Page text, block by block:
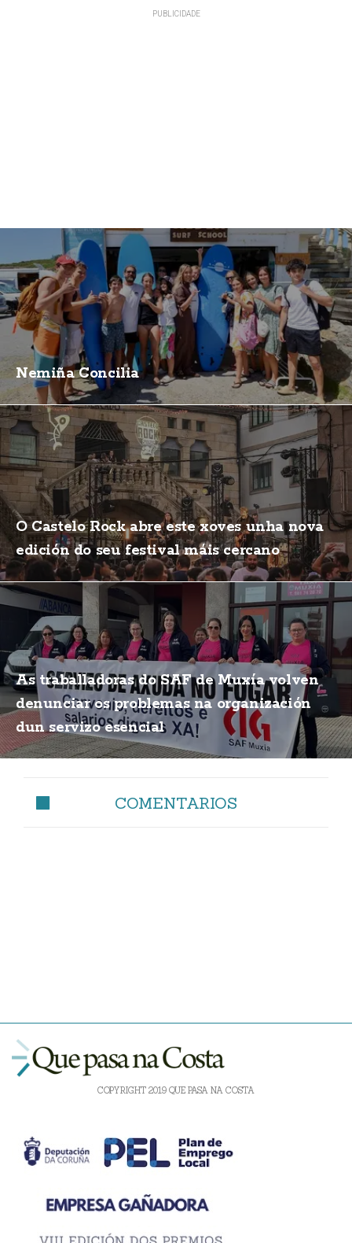
Nemiña Concilia
O Castelo Rock abre este xoves unha nova
edición do seu festival máis cercano
As traballadoras do SAF de Muxía volven
denunciar os problemas na organización
dun servizo esencial
COMENTARIOS
COPYRIGHT 2019 QUE PASA NA COSTA